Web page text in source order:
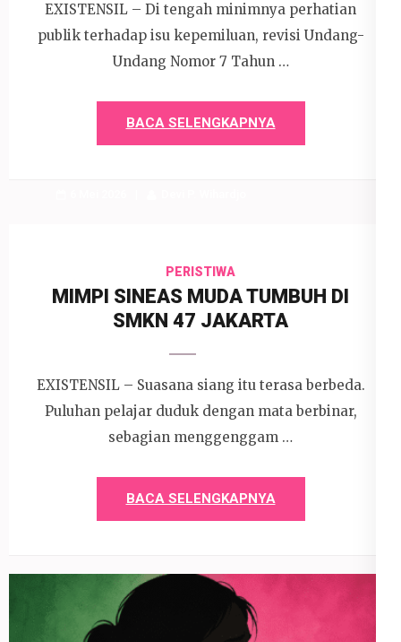
EXISTENSIL – Di tengah minimnya perhatian
publik terhadap isu kepemiluan, revisi Undang-
Undang Nomor 7 Tahun …
BACA SELENGKAPNYA
PERISTIWA
MIMPI SINEAS MUDA TUMBUH DI
SMKN 47 JAKARTA
EXISTENSIL – Suasana siang itu terasa berbeda.
Puluhan pelajar duduk dengan mata berbinar,
sebagian menggenggam …
BACA SELENGKAPNYA